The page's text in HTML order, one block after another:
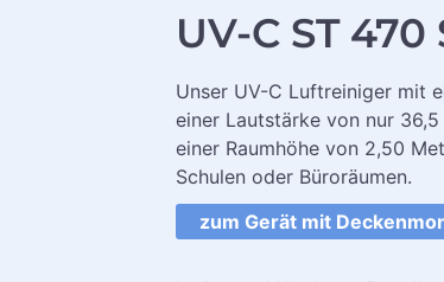
UV-C ST 470
Unser UV-C Luftreiniger mit
einer Lautstärke von nur
einer Raumhöhe von 2,50
Schulen oder Büroräumen.
zum Gerät mit